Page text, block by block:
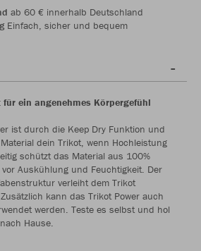
ab 60 € innerhalb Deutschland
Einfach, sicher und bequem
ein angenehmes Körpergefühl
ist durch die Keep Dry Funktion und
dein Trikot, wenn Hochleistung
schützt das Material aus 100%
vor Auskühlung und Feuchtigkeit. Der
verleiht dem Trikot
kann das Trikot Power auch
werden. Teste es selbst und hol
Hause.